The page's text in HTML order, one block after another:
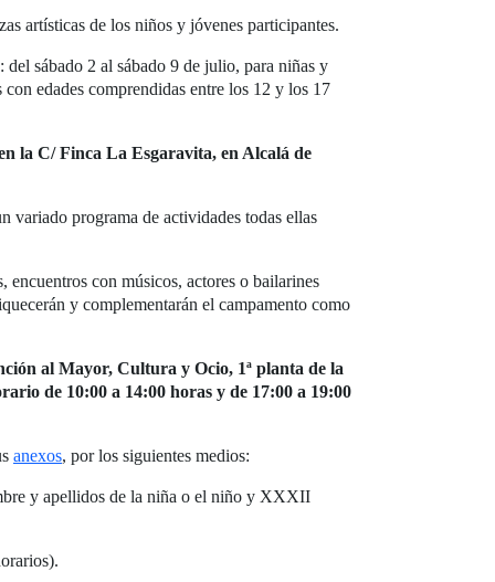
artísticas de los niños y jóvenes participantes.
: del sábado 2 al sábado 9 de julio, para niñas y
edades comprendidas entre los 12 y los 17
la C/ Finca La Esgaravita, en Alcalá de
variado programa de actividades todas ellas
encuentros con músicos, actores o bailarines
y complementarán el campamento como
al Mayor, Cultura y Ocio, 1ª planta de la
de 10:00 a 14:00 horas y de 17:00 a 19:00
anexos, por los siguientes medios:
y apellidos de la niña o el niño y XXXII